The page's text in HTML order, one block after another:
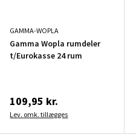
GAMMA-WOPLA
Gamma Wopla rumdeler
t/Eurokasse 24 rum
109,95 kr.
Lev. omk. tillægges